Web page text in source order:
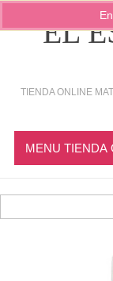
EL
TIENDA ONLINE